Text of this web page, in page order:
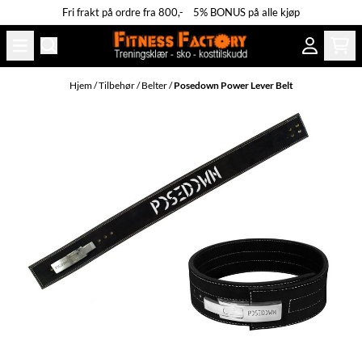
Hopp til innholdFri frakt på ordre fra 800,- 5% BONUS på alle kjøp
Hjem/Tilbehør/Belter/Posedown Power Lever Belt